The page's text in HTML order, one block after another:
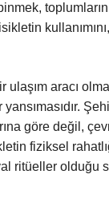
aracı
göre değil,
fiziksel
ritüeller olduğu